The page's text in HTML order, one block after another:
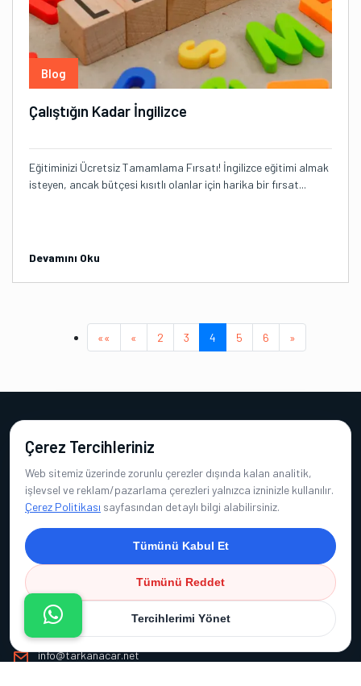
Blog
Çalıştığın Kadar İngilizce
Eğitiminizi Ücretsiz Tamamlama Fırsatı! İngilizce eğitimi almak
isteyen, ancak bütçesi kısıtlı olanlar için harika bir fırsat...
Devamını Oku
«« « 2 3 4 (current)
5 6 »
İngilizce Özel Ders
İletişim Bilgileri
0555 412 75 46
info@tarkanacar.net
Çerez Tercihleriniz
Web sitemiz üzerinde zorunlu çerezler dışında kalan analitik,
işlevsel ve reklam/pazarlama çerezleri yalnızca izninizle kullanılır.
Çerez Politikası sayfasından detaylı bilgi alabilirsiniz.
Tümünü Kabul Et
Tümünü Reddet
Tercihlerimi Yönet